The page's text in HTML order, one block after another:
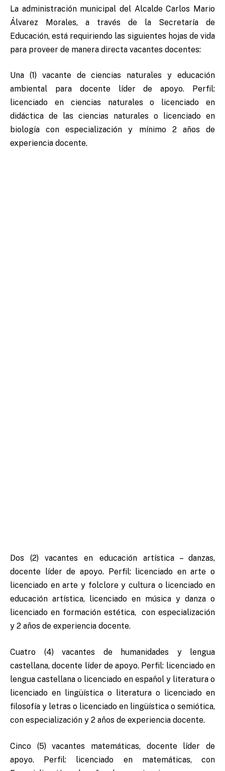
La administración municipal del Alcalde Carlos Mario
Álvarez Morales, a través de la Secretaría de
Educación, está requiriendo las siguientes hojas de vida
para proveer de manera directa vacantes docentes:
Una (1) vacante de ciencias naturales y educación
ambiental para docente líder de apoyo. Perfil:
licenciado en ciencias naturales o licenciado en
didáctica de las ciencias naturales o licenciado en
biología con especialización y mínimo 2 años de
experiencia docente.
Dos (2) vacantes en educación artística – danzas,
docente líder de apoyo. Perfil: licenciado en arte o
licenciado en arte y folclore y cultura o licenciado en
educación artística, licenciado en música y danza o
licenciado en formación estética, con especialización
y 2 años de experiencia docente.
Cuatro (4) vacantes de humanidades y lengua
castellana, docente líder de apoyo. Perfil: licenciado en
lengua castellana o licenciado en español y literatura o
licenciado en lingüística o literatura o licenciado en
filosofía y letras o licenciado en lingüística o semiótica,
con especialización y 2 años de experiencia docente.
Cinco (5) vacantes matemáticas, docente líder de
apoyo. Perfil: licenciado en matemáticas, con